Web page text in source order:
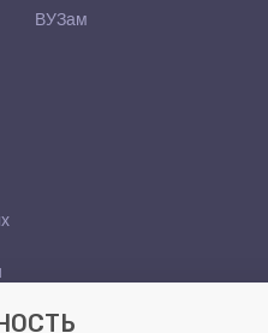
ВУЗам